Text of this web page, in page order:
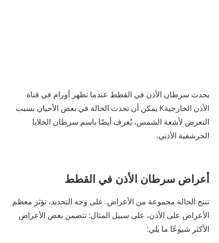
يحدث سرطان الأذن في القطط عندما تظهر أورام في قناة
الأذن الخارجيةK يمكن أن تحدث الحالة في بعض الأحيان بسبب
التعرض لأشعة الشمس، يُعرف أيضًا باسم سرطان الخلايا
الحرشفية الأذني.
أعراض سرطان الأذن في القطط
تنتج الحالة مجموعة من الأعراض. على وجه التحديد، تؤثر معظم
الأعراض على الأذن، على سبيل المثال: تتضمن بعض الأعراض
الأكثر شيوعًا ما يلي: